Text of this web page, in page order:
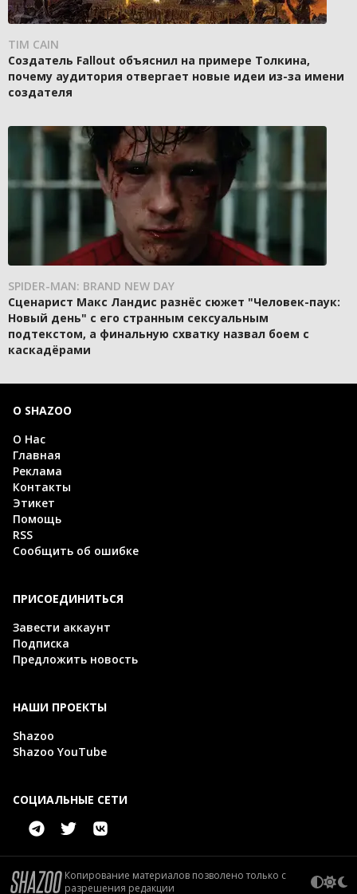
TIM CAIN
Создатель Fallout объяснил на примере Толкина,
почему аудитория отвергает новые идеи из-за имени
создателя
SPIDER-MAN: BRAND NEW DAY
Сценарист Макс Ландис разнёс сюжет "Человек-паук:
Новый день" с его странным сексуальным
подтекстом, а финальную схватку назвал боем с
каскадёрами
О SHAZOO
О Нас
Главная
Реклама
Контакты
Этикет
Помощь
RSS
Сообщить об ошибке
ПРИСОЕДИНИТЬСЯ
Завести аккаунт
Подписка
Предложить новость
НАШИ ПРОЕКТЫ
Shazoo
Shazoo YouTube
СОЦИАЛЬНЫЕ СЕТИ
Копирование материалов позволено только с
разрешения редакции